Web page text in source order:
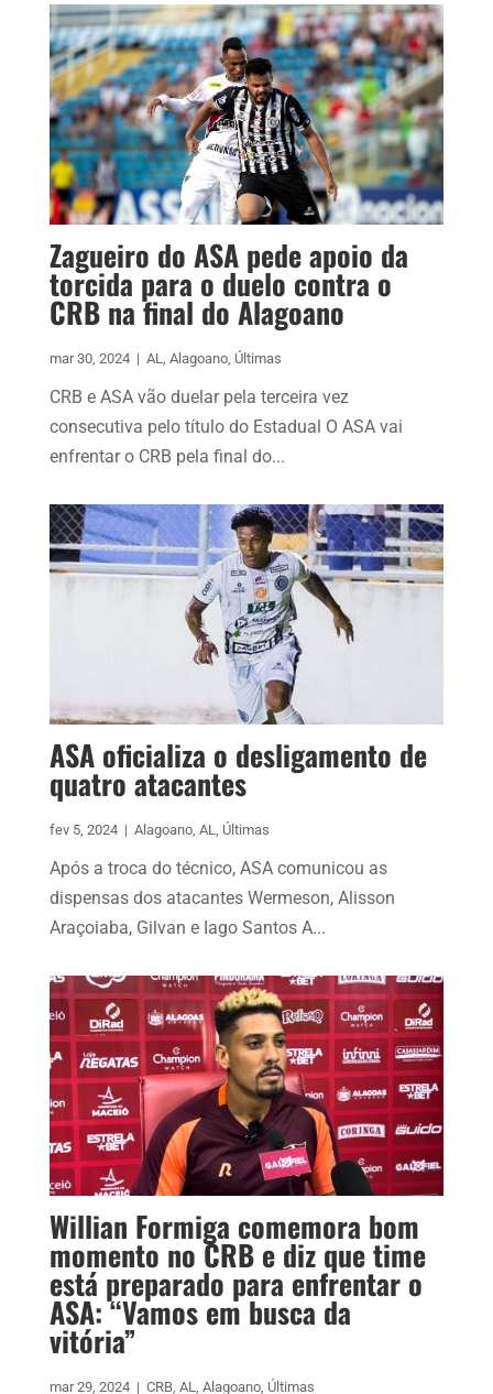
Zagueiro do ASA pede apoio da
torcida para o duelo contra o
CRB na final do Alagoano
mar 30, 2024 | AL, Alagoano, Últimas
CRB e ASA vão duelar pela terceira vez
consecutiva pelo título do Estadual O ASA vai
enfrentar o CRB pela final do...
ASA oficializa o desligamento de
quatro atacantes
fev 5, 2024 | Alagoano, AL, Últimas
Após a troca do técnico, ASA comunicou as
dispensas dos atacantes Wermeson, Alisson
Araçoiaba, Gilvan e Iago Santos A...
Willian Formiga comemora bom
momento no CRB e diz que time
está preparado para enfrentar o
ASA: “Vamos em busca da
vitória”
mar 29, 2024 | CRB, AL, Alagoano, Últimas